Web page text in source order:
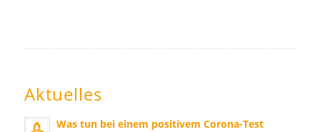
Aktuelles
Was tun bei einem positivem Corona-Test